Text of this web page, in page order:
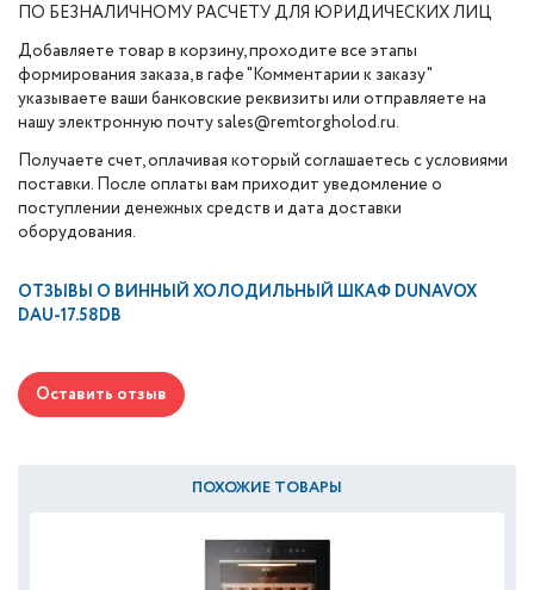
ПО БЕЗНАЛИЧНОМУ РАСЧЕТУ ДЛЯ ЮРИДИЧЕСКИХ ЛИЦ
Добавляете товар в корзину, проходите все этапы
формирования заказа, в гафе "Комментарии к заказу"
указываете ваши банковские реквизиты или отправляете на
нашу электронную почту sales@remtorgholod.ru.
Получаете счет, оплачивая который соглашаетесь с условиями
поставки. После оплаты вам приходит уведомление о
поступлении денежных средств и дата доставки
оборудования.
ОТЗЫВЫ О ВИННЫЙ ХОЛОДИЛЬНЫЙ ШКАФ DUNAVOX
DAU-17.58DB
Оставить отзыв
ПОХОЖИЕ ТОВАРЫ